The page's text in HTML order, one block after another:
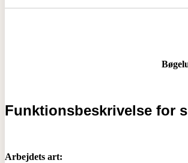
Funktionsbeskrivelse for
Arbejdets art: